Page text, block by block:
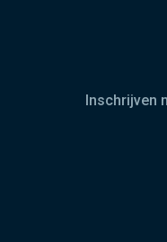
Inschrijven